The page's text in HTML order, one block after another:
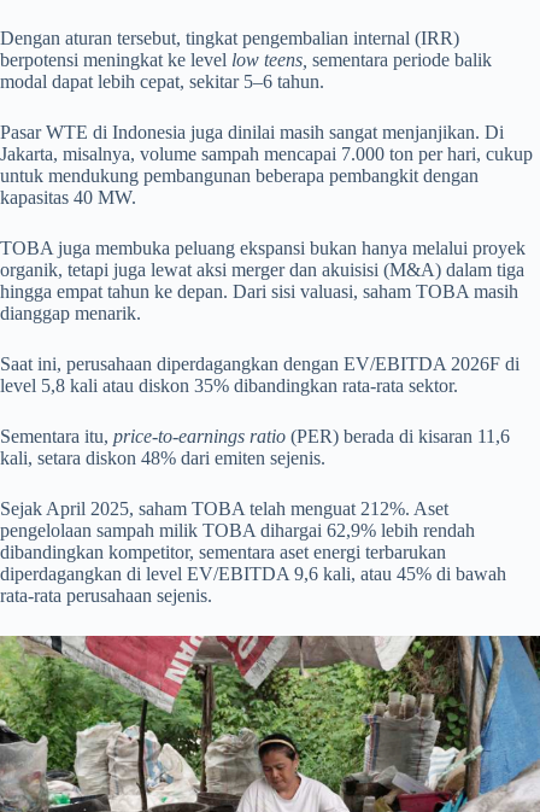
Dengan aturan tersebut, tingkat pengembalian internal (IRR)
berpotensi meningkat ke level low teens, sementara periode balik
modal dapat lebih cepat, sekitar 5–6 tahun.
Pasar WTE di Indonesia juga dinilai masih sangat menjanjikan. Di
Jakarta, misalnya, volume sampah mencapai 7.000 ton per hari, cukup
untuk mendukung pembangunan beberapa pembangkit dengan
kapasitas 40 MW.
TOBA juga membuka peluang ekspansi bukan hanya melalui proyek
organik, tetapi juga lewat aksi merger dan akuisisi (M&A) dalam tiga
hingga empat tahun ke depan. Dari sisi valuasi, saham TOBA masih
dianggap menarik.
Saat ini, perusahaan diperdagangkan dengan EV/EBITDA 2026F di
level 5,8 kali atau diskon 35% dibandingkan rata-rata sektor.
Sementara itu, price-to-earnings ratio (PER) berada di kisaran 11,6
kali, setara diskon 48% dari emiten sejenis.
Sejak April 2025, saham TOBA telah menguat 212%. Aset
pengelolaan sampah milik TOBA dihargai 62,9% lebih rendah
dibandingkan kompetitor, sementara aset energi terbarukan
diperdagangkan di level EV/EBITDA 9,6 kali, atau 45% di bawah
rata-rata perusahaan sejenis.